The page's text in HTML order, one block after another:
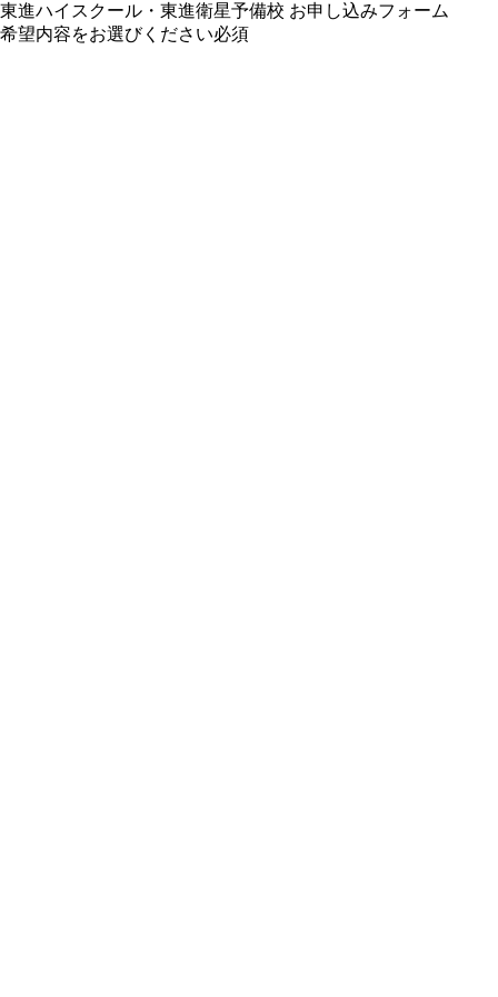
東進ハイスクール・東進衛星予備校 お申し込みフォーム
希望内容をお選びください必須